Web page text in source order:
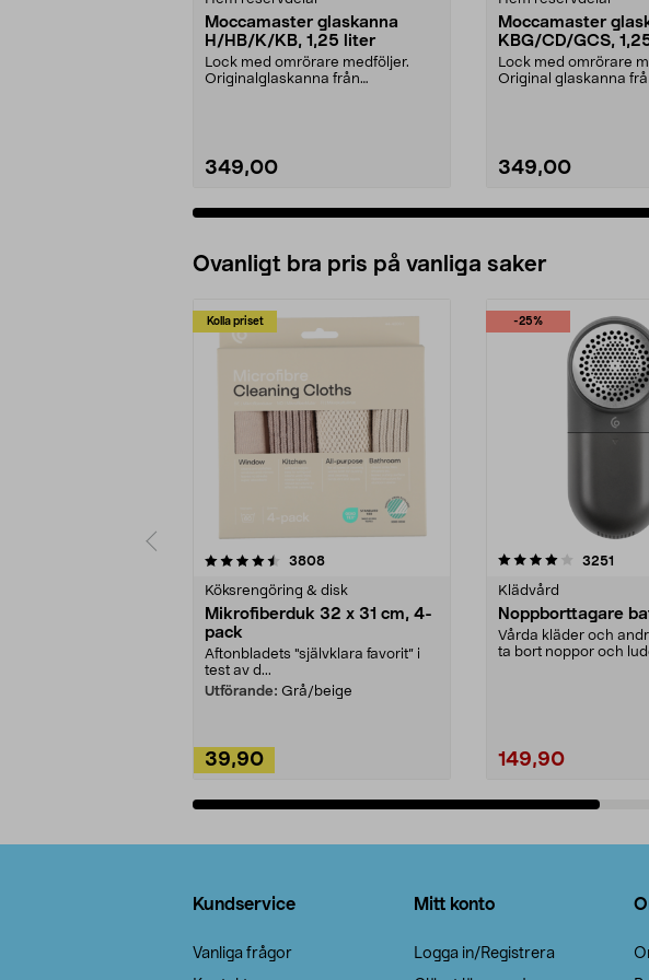
Moccamaster glaskanna
H/HB/K/KB, 1,25 liter
Lock med omrörare medföljer.
Originalglaskanna från
349,00
Moccamaster
KBG/CD/GCS,
Lock med omrörare
Original glaskanna
349,00
Ovanligt bra pris på vanliga saker
Kolla priset
3808recensioner
Köksrengöring & disk
Mikrofiberduk 32 x 31 cm, 4-
pack
Aftonbladets "självklara favorit” i
test av d...
Utförande: Grå/beige
39,90
-25%
4.0av 5 stjärnor 3251
Klädvård
Noppborttagare
Vårda kläder och
ta bort noppor och
149,90
4.5av 5
Kundservice
Vanliga frågor
Mitt konto
Logga in/Registrera